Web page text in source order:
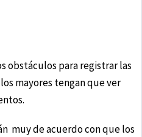
obstáculos para registrar las
mayores tengan que ver
muy de acuerdo con que los